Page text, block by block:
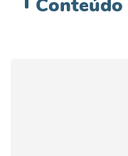
Conteúdo